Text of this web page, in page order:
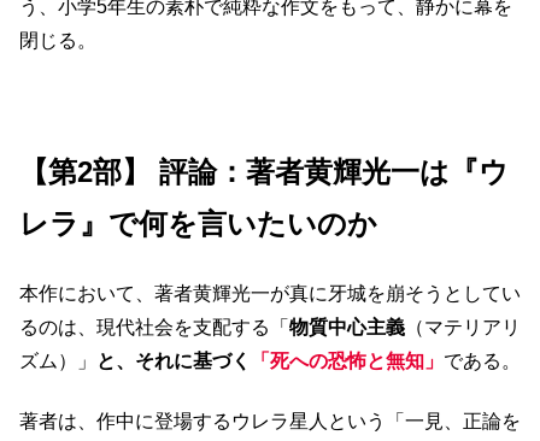
う、小学5年生の素朴で純粋な作文をもって、静かに幕を
閉じる。
【第2部】 評論：著者黄輝光一は『ウ
レラ』で何を言いたいのか
本作において、著者黄輝光一が真に牙城を崩そうとしてい
るのは、現代社会を支配する「 物質中心主義 （マテリアリ
ズム）」
と、それに基づく 「死への恐怖と無知」 である。
著者は、作中に登場するウレラ星人という「一見、正論を